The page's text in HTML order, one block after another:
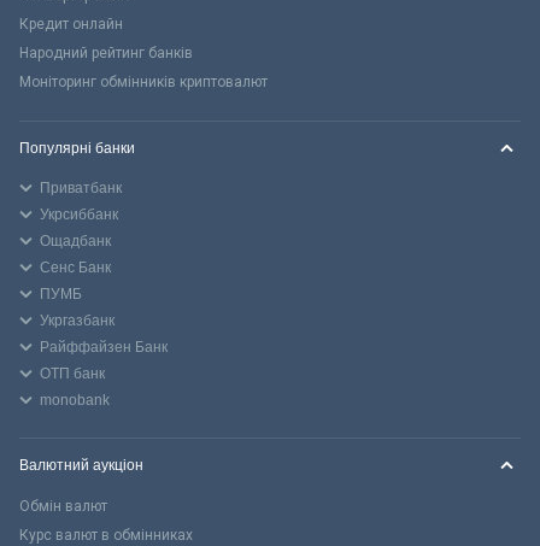
Кредит онлайн
Народний рейтинг банків
Моніторинг обмінників криптовалют
Популярні банки
Приватбанк
Укрсиббанк
Ощадбанк
Сенс Банк
ПУМБ
Укргазбанк
Райффайзен Банк
ОТП банк
monobank
Валютний аукціон
Обмін валют
Курс валют в обмінниках